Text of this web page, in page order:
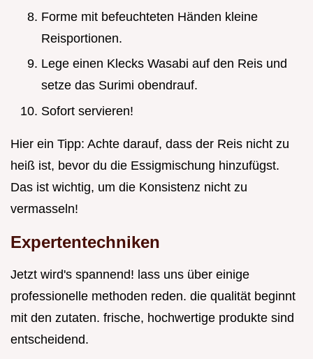
Forme mit befeuchteten Händen kleine
Reisportionen.
Lege einen Klecks Wasabi auf den Reis und
setze das Surimi obendrauf.
Sofort servieren!
Hier ein Tipp: Achte darauf, dass der Reis nicht zu
heiß ist, bevor du die Essigmischung hinzufügst.
Das ist wichtig, um die Konsistenz nicht zu
vermasseln!
Expertentechniken
Jetzt wird's spannend! lass uns über einige
professionelle methoden reden. die qualität beginnt
mit den zutaten. frische, hochwertige produkte sind
entscheidend.